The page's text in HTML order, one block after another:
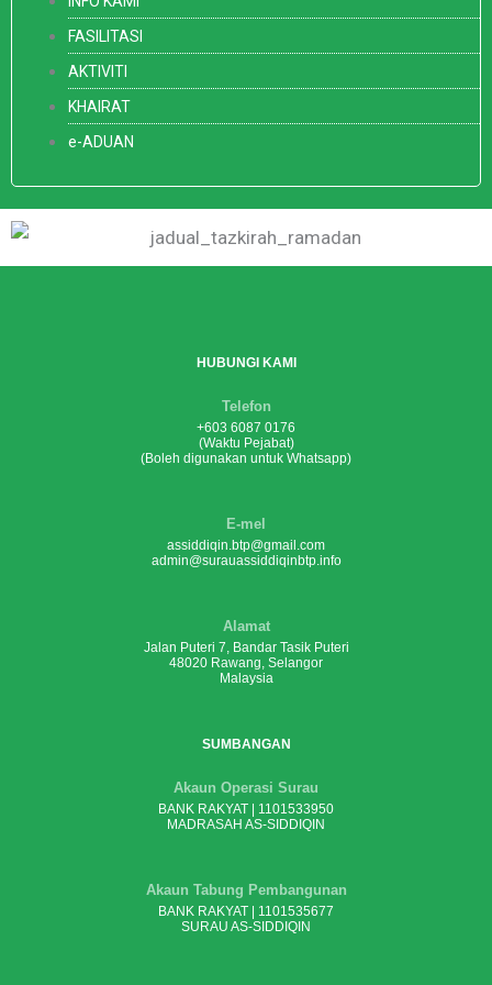
FASILITASI
AKTIVITI
KHAIRAT
e-ADUAN
HUBUNGI KAMI
Telefon
+603 6087 0176
(Waktu Pejabat)
(Boleh digunakan untuk Whatsapp)
E-mel
assiddiqin.btp@gmail.com
admin@surauassiddiqinbtp.info
Alamat
Jalan Puteri 7, Bandar Tasik Puteri
48020 Rawang, Selangor
Malaysia
SUMBANGAN
Akaun Operasi Surau
BANK RAKYAT | 1101533950
MADRASAH AS-SIDDIQIN
Akaun Tabung Pembangunan
BANK RAKYAT | 1101535677
SURAU AS-SIDDIQIN